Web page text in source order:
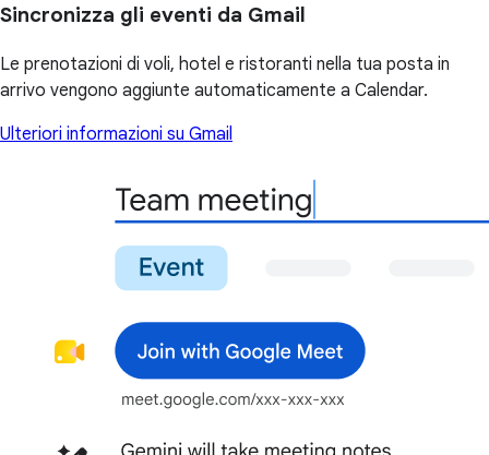
Sincronizza gli eventi da Gmail
Le prenotazioni di voli, hotel e ristoranti nella tua posta in
arrivo vengono aggiunte automaticamente a Calendar.
Ulteriori informazioni su Gmail